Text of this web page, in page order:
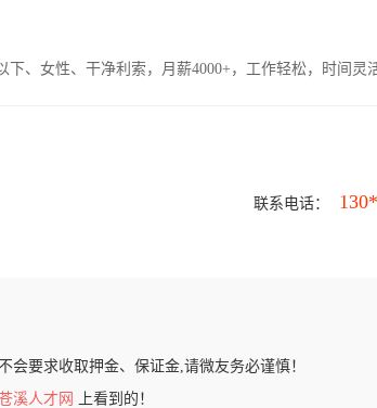
下、女性、干净利索，月薪4000+，工作轻松，时间灵
联系电话：
会要求收取押金、保证金,请微友务必谨慎！
溪人才网
上看到的！